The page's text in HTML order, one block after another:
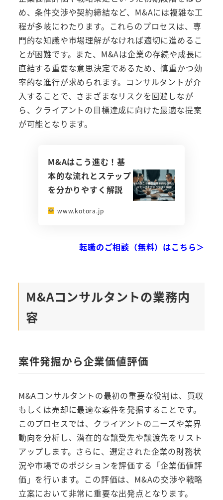
め、条件交渉や契約締結など、M&Aには複雑な工
程が多岐にわたります。これらのプロセスは、専
門的な知識や市場理解がなければ適切に進めるこ
とが困難です。また、M&Aは企業の存続や成長に
直結する重要な意思決定であるため、慎重かつ効
率的な進行が求められます。コンサルタントが介
入することで、さまざまなリスクを回避しなが
ら、クライアントの目標達成に向けた最適な提案
が可能となります。
M&Aはこう進む！基
本的な流れとステップ
を分かりやすく解説
www.kotora.jp
転職のご相談（無料）はこちら＞
M&Aコンサルタントの業務内
容
案件発掘から企業価値評価
M&Aコンサルタントの最初の重要な役割は、買収
もしくは売却に最適な案件を発掘することです。
このプロセスでは、クライアントのニーズや業界
動向を分析し、潜在的な譲受先や譲渡先をリスト
アップします。さらに、選定された企業の財務状
況や市場でのポジションを評価する「企業価値評
価」を行います。この評価は、M&Aの交渉や戦略
立案において非常に重要な出発点となります。